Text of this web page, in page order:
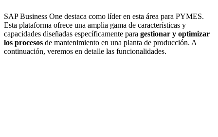
SAP Business One destaca como líder en esta área para PYMES.
Esta plataforma ofrece una amplia gama de características y
capacidades diseñadas específicamente para gestionar y optimizar
los procesos de mantenimiento en una planta de producción. A
continuación, veremos en detalle las funcionalidades.